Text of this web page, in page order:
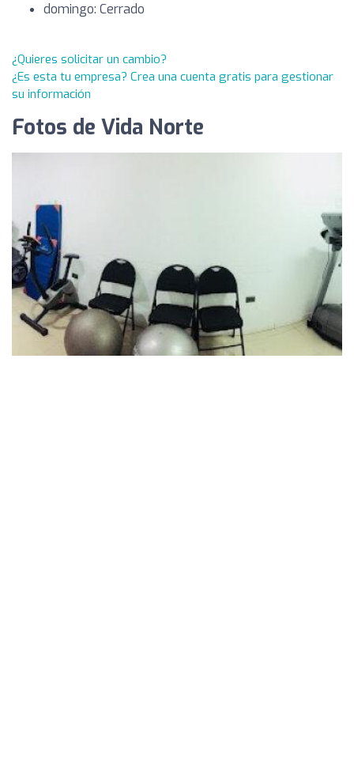
domingo: Cerrado
¿Quieres solicitar un cambio?
¿Es esta tu empresa? Crea una cuenta gratis para gestionar
su información
Fotos de Vida Norte